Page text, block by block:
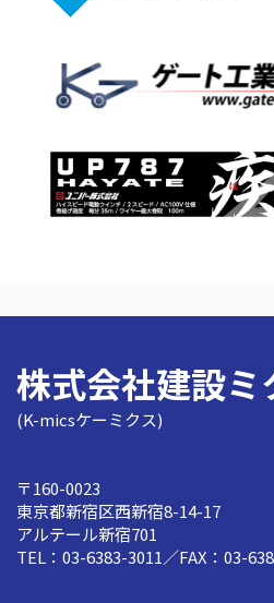
株式会社建設ミ
(K-micsケーミクス)
〒160-0023
東京都新宿区西新宿8-14-17
アルテール新宿701
TEL：03-6383-3011／FAX：03-